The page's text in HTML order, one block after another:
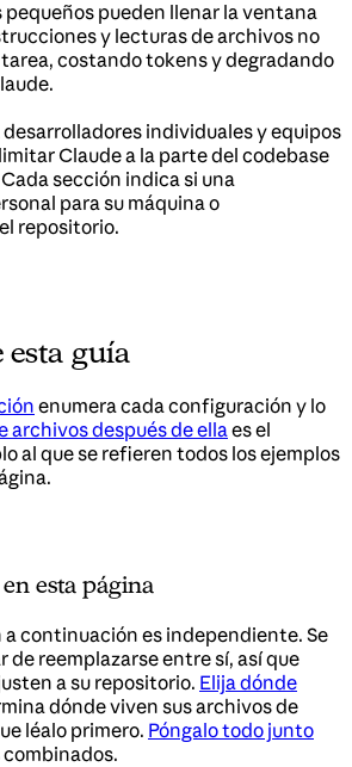
pueden llenar la ventana
y lecturas de archivos no
costando tokens y degradando
desarrolladores individuales y equipos
Claude a la parte del codebase
sección indica si una
para su máquina o
repositorio.
guía
enumera cada configuración y lo
archivos después de ellaes el
al que se refieren todos los ejemplos
esta página
continuación es independiente. Se
de reemplazarse entre sí, así que
a su repositorio. Elija dónde
dónde viven sus archivos de
léalo primero. Póngalo todo junto